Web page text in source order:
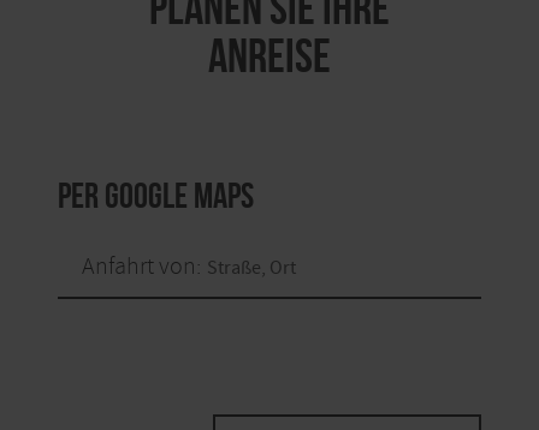
ANREISE
per Google Maps
Anfahrt von: